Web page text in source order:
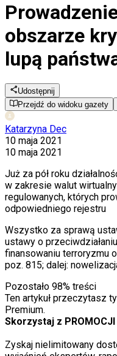
obszarze
lupą
Udostępnij
Przejdź do widoku gazety
Katarzyna Dec
10 maja 2021
10 maja 2021
Już za pół roku
w zakresie walut
regulowanych, których
odpowiedniego rejestru
Wszystko za sprawą
ustawy o
finansowaniu terroryzmu
poz. 815; dalej:
Pozostało 98% treści
Ten artykuł przeczytasz
Premium.
Skorzystaj z PROMOCJI
Zyskaj nielimitowany